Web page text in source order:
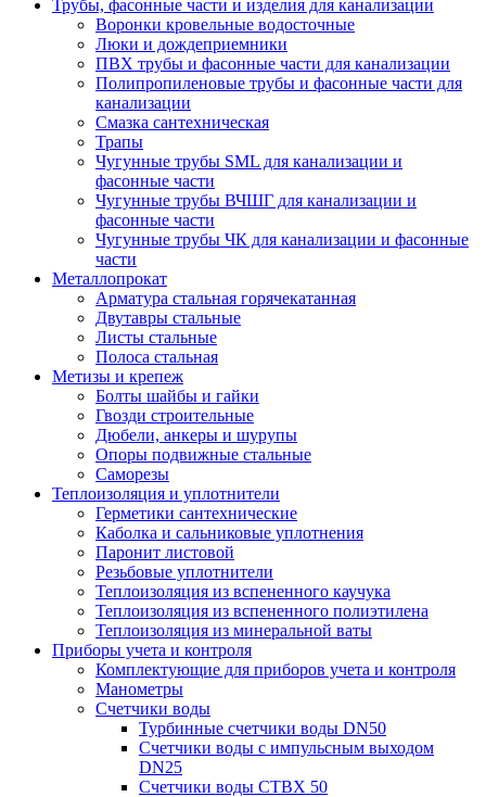
Трубы, фасонные части и изделия для канализации
Воронки кровельные водосточные
Люки и дождеприемники
ПВХ трубы и фасонные части для канализации
Полипропиленовые трубы и фасонные части для
канализации
Смазка сантехническая
Трапы
Чугунные трубы SML для канализации и
фасонные части
Чугунные трубы ВЧШГ для канализации и
фасонные части
Чугунные трубы ЧК для канализации и фасонные
части
Металлопрокат
Арматура стальная горячекатанная
Двутавры стальные
Листы стальные
Полоса стальная
Метизы и крепеж
Болты шайбы и гайки
Гвозди строительные
Дюбели, анкеры и шурупы
Опоры подвижные стальные
Саморезы
Теплоизоляция и уплотнители
Герметики сантехнические
Каболка и сальниковые уплотнения
Паронит листовой
Резьбовые уплотнители
Теплоизоляция из вспененного каучука
Теплоизоляция из вспененного полиэтилена
Теплоизоляция из минеральной ваты
Приборы учета и контроля
Комплектующие для приборов учета и контроля
Манометры
Счетчики воды
Турбинные счетчики воды DN50
Счетчики воды с импульсным выходом
DN25
Счетчики воды СТВХ 50